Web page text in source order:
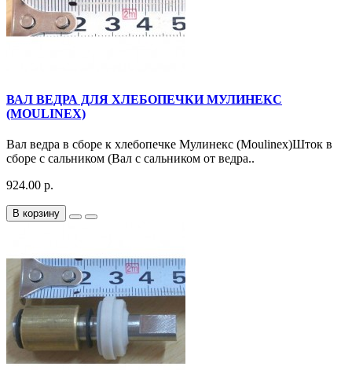
ВАЛ ВЕДРА ДЛЯ ХЛЕБОПЕЧКИ МУЛИНЕКС
(MOULINEX)
Вал ведра в сборе к хлебопечке Мулинекс (Moulinex)Шток в
сборе с сальником (Вал с сальником от ведра..
924.00 р.
В корзину